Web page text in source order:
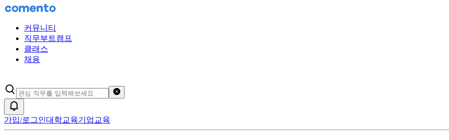
커뮤니티
직무부트캠프
클래스
채용
가입/로그인대학교육기업교육